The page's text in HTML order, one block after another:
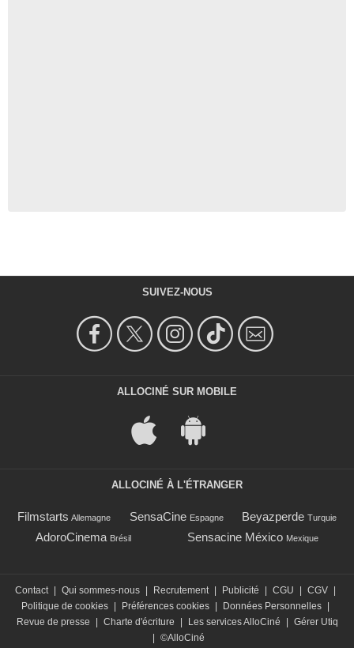
SUIVEZ-NOUS
ALLOCINÉ SUR MOBILE
ALLOCINÉ À L'ÉTRANGER
Filmstarts Allemagne SensaCine Espagne Beyazperde Turquie
AdoroCinema Brésil Sensacine México Mexique
Contact Qui sommes-nous Recrutement Publicité CGU CGV
Politique de cookies
Préférences cookies Données Personnelles
Revue de presse
Charte d'écriture Les services AlloCiné
Gérer Utiq
©AlloCiné